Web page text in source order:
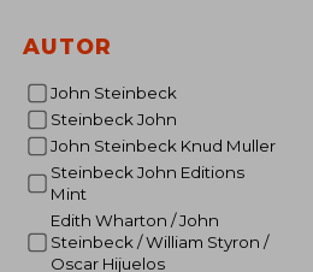
AUTOR
John Steinbeck
Steinbeck John
John Steinbeck Knud Muller
Steinbeck John Editions
Mint
Edith Wharton / John
Steinbeck / William Styron /
Oscar Hijuelos